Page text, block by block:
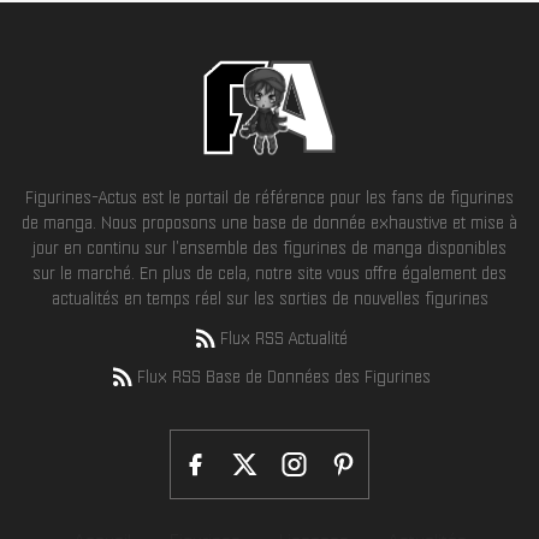
Figurines-Actus est le portail de référence pour les fans de figurines
de manga. Nous proposons une base de donnée exhaustive et mise à
jour en continu sur l'ensemble des figurines de manga disponibles
sur le marché. En plus de cela, notre site vous offre également des
actualités en temps réel sur les sorties de nouvelles figurines
Flux RSS Actualité
Flux RSS Base de Données des Figurines